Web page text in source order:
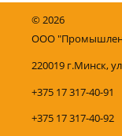
©2026
ООО
220019 г.Минск,
+375 17 317-40-91
+375 17 317-40-92